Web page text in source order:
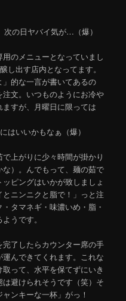
の日ヤバイ気が…（爆）
のメニューとなっていまし
し出す店内となってます。
的な一言が書いてあるの
文。いつものようにお冷や
すが、月曜日に限っては
はいいかもなぁ（爆）
上がりに少々時間が掛かり
）。んでもって、麺の茹で
ピングはいかが致しましょ
ニンニクと脂で！」っと注
タマネギ・味濃いめ・脂・
うです。
了したらカウンター席の手
んできてくれます。これな
って、水平を保てずにいき
避けられそうです（笑）そ
ンキーな一杯」がっ！